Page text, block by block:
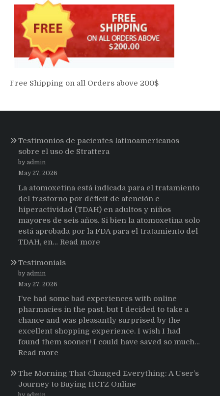
Free Shipping on all Orders above 200$
Testimonios de pacientes latinoamericanos
sobre el uso de Strattera
by admin
May 27, 2026
La atomoxetina está indicada para el tratamiento
del trastorno por déficit de atención e
hiperactividad (TDAH) en adultos y niños
mayores de seis años. Si bien la atomoxetina solo
está aprobada por la FDA para el tratamiento del
TDAH, en… Read more
sobre
el
uso
de
Strattera
Testimonials
by admin
May 27, 2026
I’ve had some bad experiences with online
pharmacies in the past, but I decided to take a
chance and was pleasantly surprised by the
excellent shopping experience. I wish I had
found them sooner! I could have saved so much…
Read more
The Morning That Changed Everything: A User’s
Journey to Buying HCTZ Online